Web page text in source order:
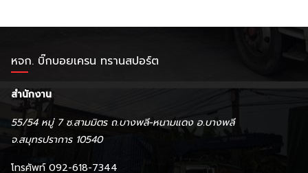
หจก. บิ๊กบอยเครน ทรานสปอร์ต
สำนักงาน
55/54 หมู่ 7 ซ.สามมิตร ถ.บางพลี-หนามแดง อ.บางพลี
จ.สมุทรปราการ 10540
โทรศัพท์ 092-618-7344